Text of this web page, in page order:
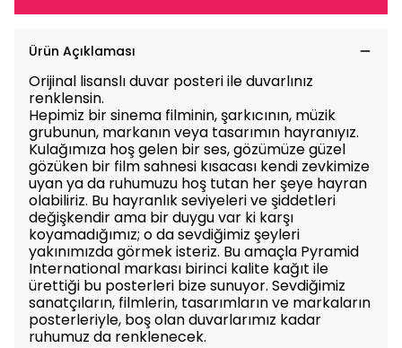
Ürün Açıklaması
Orijinal lisanslı duvar posteri ile duvarlınız
renklensin.
Hepimiz bir sinema filminin, şarkıcının, müzik
grubunun, markanın veya tasarımın hayranıyız.
Kulağımıza hoş gelen bir ses, gözümüze güzel
gözüken bir film sahnesi kısacası kendi zevkimize
uyan ya da ruhumuzu hoş tutan her şeye hayran
olabiliriz. Bu hayranlık seviyeleri ve şiddetleri
değişkendir ama bir duygu var ki karşı
koyamadığımız; o da sevdiğimiz şeyleri
yakınımızda görmek isteriz. Bu amaçla Pyramid
International markası birinci kalite kağıt ile
ürettiği bu posterleri bize sunuyor. Sevdiğimiz
sanatçıların, filmlerin, tasarımların ve markaların
posterleriyle, boş olan duvarlarımız kadar
ruhumuz da renklenecek.